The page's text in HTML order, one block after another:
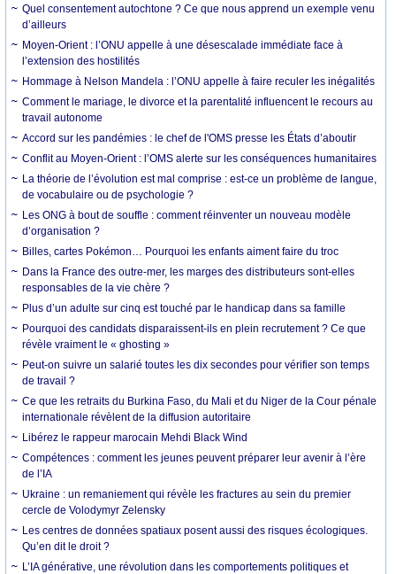
Quel consentement autochtone ? Ce que nous apprend un exemple venu
d’ailleurs
Moyen-Orient : l’ONU appelle à une désescalade immédiate face à
l’extension des hostilités
Hommage à Nelson Mandela : l’ONU appelle à faire reculer les inégalités
Comment le mariage, le divorce et la parentalité influencent le recours au
travail autonome
Accord sur les pandémies : le chef de l'OMS presse les États d’aboutir
Conflit au Moyen-Orient : l’OMS alerte sur les conséquences humanitaires
La théorie de l’évolution est mal comprise : est-ce un problème de langue,
de vocabulaire ou de psychologie ?
Les ONG à bout de souffle : comment réinventer un nouveau modèle
d’organisation ?
Billes, cartes Pokémon… Pourquoi les enfants aiment faire du troc
Dans la France des outre-mer, les marges des distributeurs sont-elles
responsables de la vie chère ?
Plus d’un adulte sur cinq est touché par le handicap dans sa famille
Pourquoi des candidats disparaissent-ils en plein recrutement ? Ce que
révèle vraiment le « ghosting »
Peut-on suivre un salarié toutes les dix secondes pour vérifier son temps
de travail ?
Ce que les retraits du Burkina Faso, du Mali et du Niger de la Cour pénale
internationale révèlent de la diffusion autoritaire
Libérez le rappeur marocain Mehdi Black Wind
Compétences : comment les jeunes peuvent préparer leur avenir à l’ère
de l’IA
Ukraine : un remaniement qui révèle les fractures au sein du premier
cercle de Volodymyr Zelensky
Les centres de données spatiaux posent aussi des risques écologiques.
Qu’en dit le droit ?
L’IA générative, une révolution dans les comportements politiques et